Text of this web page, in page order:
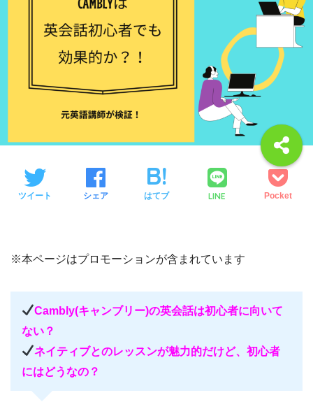
ツイート シェア はてブ LINE Pocket
※本ページはプロモーションが含まれています
Cambly(キャンブリー)の英会話は初心者に向いて
ない？
ネイティブとのレッスンが魅力的だけど、初心者
にはどうなの？